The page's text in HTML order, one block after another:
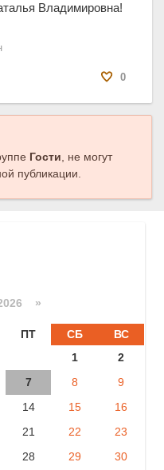
0
Владимировна!
Гости , не могут
публикации.
»
ПТ СБ
ВС
1
2
7 8
9
14 15
16
21 22
23
28 29
30